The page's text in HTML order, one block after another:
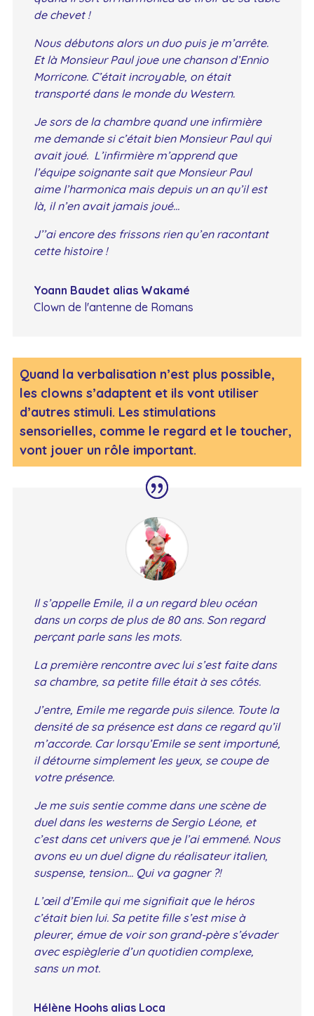
de chevet !
Nous débutons alors un duo puis je m’arrête.
Et là Monsieur Paul joue une chanson d’Ennio
Morricone. C’était incroyable, on était
transporté dans le monde du Western.
Je sors de la chambre quand une infirmière
me demande si c’était bien Monsieur Paul qui
avait joué. L’infirmière m’apprend que
l’équipe soignante sait que Monsieur Paul
aime l’harmonica mais depuis un an qu’il est
là, il n’en avait jamais joué…
J’’ai encore des frissons rien qu’en racontant
cette histoire !
Yoann Baudet alias Wakamé
Clown de l'antenne de Romans
Quand la verbalisation n’est plus possible,
les clowns s’adaptent et ils vont utiliser
d’autres stimuli. Les stimulations
sensorielles, comme le regard et le toucher,
vont jouer un rôle important.
Il s’appelle Emile, il a un regard bleu océan
dans un corps de plus de 80 ans. Son regard
perçant parle sans les mots.
La première rencontre avec lui s’est faite dans
sa chambre, sa petite fille était à ses côtés.
J’entre, Emile me regarde puis silence. Toute la
densité de sa présence est dans ce regard qu’il
m’accorde. Car lorsqu’Emile se sent importuné,
il détourne simplement les yeux, se coupe de
votre présence.
Je me suis sentie comme dans une scène de
duel dans les westerns de Sergio Léone, et
c’est dans cet univers que je l’ai emmené. Nous
avons eu un duel digne du réalisateur italien,
suspense, tension… Qui va gagner ?!
L’œil d’Emile qui me signifiait que le héros
c’était bien lui. Sa petite fille s’est mise à
pleurer, émue de voir son grand-père s’évader
avec espièglerie d’un quotidien complexe,
sans un mot.
Hélène Hoohs alias Loca